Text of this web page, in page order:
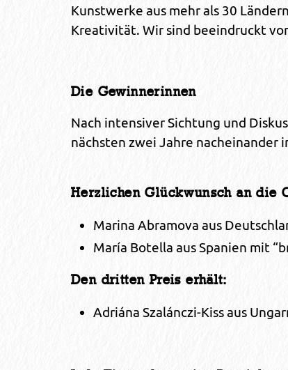
Kunstwerke aus mehr als 30
Kreativität. Wir sind beeindruckt
Die Gewinnerinnen
Nach intensiver Sichtung und
nächsten zwei Jahre nacheinander
Herzlichen Glückwunsch an die
Marina Abramova aus
María Botella aus Spanien mit
Den dritten Preis erhält:
Adriána Szalánczi-Kiss aus